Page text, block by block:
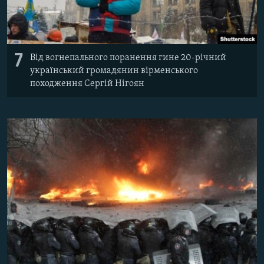
7
Від вогнепального поранення гине ​20-річний
український громадянин вірменського
походження Сергій Нігоян